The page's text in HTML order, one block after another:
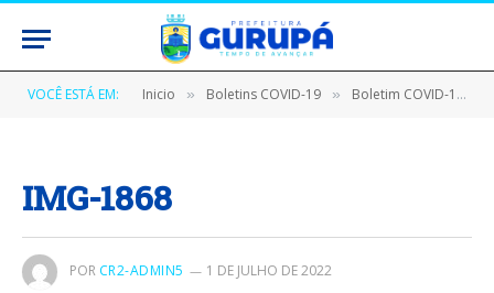
VOCÊ ESTÁ EM: Inicio » Boletins COVID-19 » Boletim COVID-19 (24/05/2020)
IMG-1868
POR CR2-ADMIN5
1 DE JULHO DE 2022